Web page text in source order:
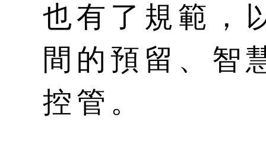
也有了規範，
間的預留、智
控管。